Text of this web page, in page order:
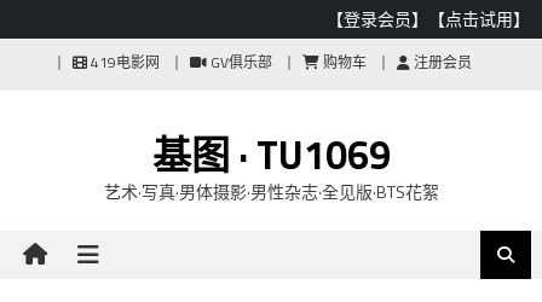
【登录会员】 【点击试用】
419电影网 GV俱乐部 购物车 注册会员
基图 · TU1069
艺术·写真·男体摄影·男性杂志·全见版·BTS花絮